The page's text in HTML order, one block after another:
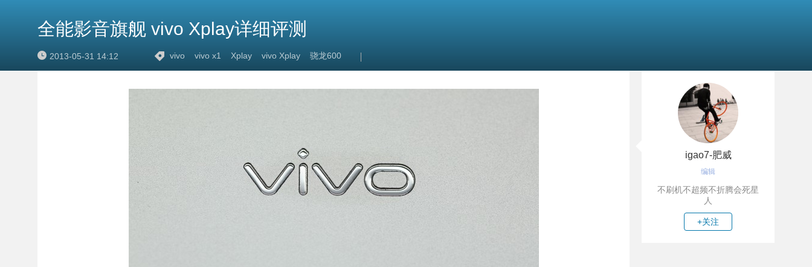
全能影音旗舰 vivo Xplay详细评测
2013-05-31 14:12 vivo vivo x1 Xplay vivo Xplay 骁龙600
igao7-肥威
编辑
不刷机不超频不折腾会死星
人
+关注